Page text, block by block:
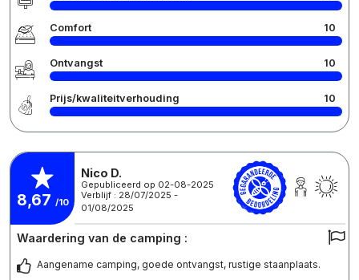
Comfort 10
Ontvangst 10
Prijs/kwaliteitverhouding 10
8,67 /10
Nico D.
Gepubliceerd op 02-08-2025
Verblijf : 28/07/2025 -
01/08/2025
Waardering van de camping :
Aangename camping, goede ontvangst, rustige staanplaats.